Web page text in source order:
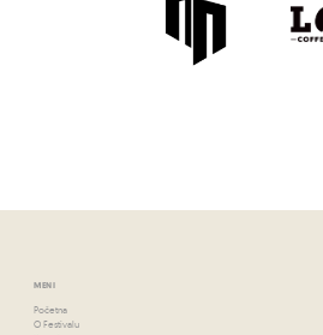
MENI
Početna
O Festivalu